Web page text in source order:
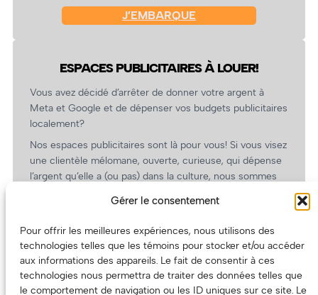
Gérer le consentement
Pour offrir les meilleures expériences, nous utilisons des
technologies telles que les témoins pour stocker et/ou accéder
aux informations des appareils. Le fait de consentir à ces
technologies nous permettra de traiter des données telles que
le comportement de navigation ou les ID uniques sur ce site. Le
J’EMBARQUE
ESPACES PUBLICITAIRES À LOUER!
Vous avez décidé d’arrêter de donner votre argent à
Meta et Google et de dépenser vos budgets publicitaires
localement?
Nos espaces publicitaires sont là pour vous! Si vous visez
une clientèle mélomane, ouverte, curieuse, qui dépense
l’argent qu’elle a (ou pas) dans la culture, nous sommes
revient.
(Oui, on va avoir des tarifs spéciaux pour vous, les
artistes!)